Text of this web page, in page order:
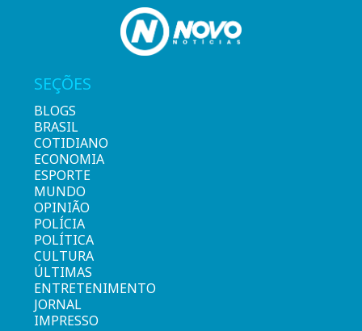
SEÇÕES
BLOGS
BRASIL
COTIDIANO
ECONOMIA
ESPORTE
MUNDO
OPINIÃO
POLÍCIA
POLÍTICA
CULTURA
ÚLTIMAS
ENTRETENIMENTO
JORNAL
IMPRESSO